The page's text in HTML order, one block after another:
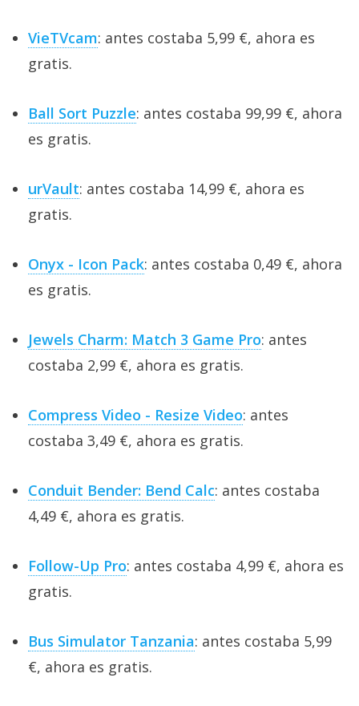
VieTVcam: antes costaba 5,99 €, ahora es
gratis.
Ball Sort Puzzle: antes costaba 99,99 €, ahora
es gratis.
urVault: antes costaba 14,99 €, ahora es
gratis.
Onyx - Icon Pack: antes costaba 0,49 €, ahora
es gratis.
Jewels Charm: Match 3 Game Pro: antes
costaba 2,99 €, ahora es gratis.
Compress Video - Resize Video: antes
costaba 3,49 €, ahora es gratis.
Conduit Bender: Bend Calc: antes costaba
4,49 €, ahora es gratis.
Follow-Up Pro: antes costaba 4,99 €, ahora es
gratis.
Bus Simulator Tanzania: antes costaba 5,99
€, ahora es gratis.